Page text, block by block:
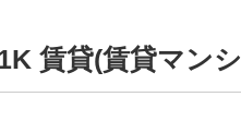
賃貸(賃貸マン